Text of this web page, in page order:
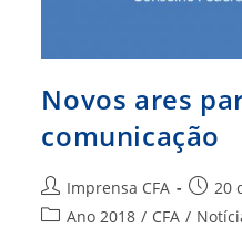
Novos ares
comunicação
Autor
do
Imprensa CFA
Post20
Categoria
Ano 2018 / CFA /